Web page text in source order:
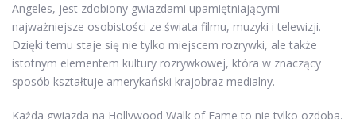
Angeles, jest zdobiony gwiazdami upamiętniającymi
najważniejsze osobistości ze świata filmu, muzyki i telewizji.
Dzięki temu staje się nie tylko miejscem rozrywki, ale także
istotnym elementem kultury rozrywkowej, która w znaczący
sposób kształtuje amerykański krajobraz medialny.
Każda gwiazda na Hollywood Walk of Fame to nie tylko ozdoba,